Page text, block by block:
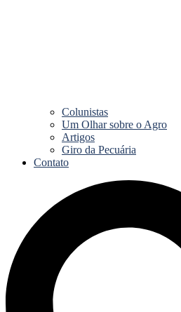
Colunistas
Um Olhar sobre o Agro
Artigos
Giro da Pecuária
Contato